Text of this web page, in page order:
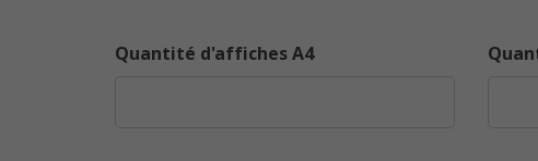
Quantité d'affiches A4